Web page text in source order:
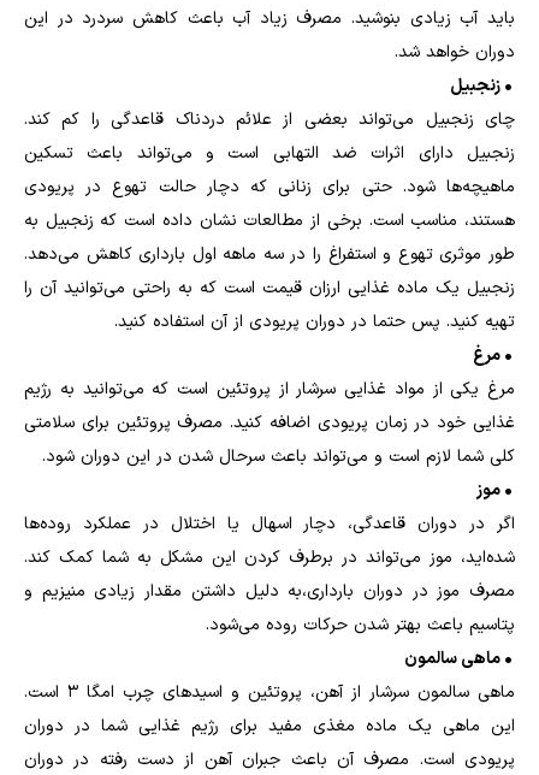
باید آب زیادی بنوشید. مصرف زیاد آب باعث کاهش سردرد در این
دوران خواهد شد.
• زنجبیل
چای زنجبیل می‌تواند بعضی از علائم دردناک قاعدگی را کم کند.
زنجبیل دارای اثرات ضد التهابی است و می‌تواند باعث تسکین
ماهیچه‌ها شود. حتی برای زنانی که دچار حالت تهوع در پریودی
هستند، مناسب است. برخی از مطالعات نشان داده است که زنجبیل به
طور موثری تهوع و استفراغ را در سه ماهه اول بارداری کاهش می‌دهد.
زنجبیل یک ماده غذایی ارزان قیمت است که به راحتی می‌توانید آن را
تهیه کنید. پس حتما در دوران پریودی از آن استفاده کنید.
• مرغ
مرغ یکی از مواد غذایی سرشار از پروتئین است که می‌توانید به رژیم
غذایی خود در زمان پریودی اضافه کنید. مصرف پروتئین برای سلامتی
کلی شما لازم است و می‌تواند باعث سرحال شدن در این دوران شود.
• موز
اگر در دوران قاعدگی، دچار اسهال یا اختلال در عملکرد روده‌ها
شده‌اید، موز می‌تواند در برطرف کردن این مشکل به شما کمک کند.
مصرف موز در دوران بارداری،به دلیل داشتن مقدار زیادی منیزیم و
پتاسیم باعث بهتر شدن حرکات روده می‌شود.
• ماهی سالمون
ماهی سالمون سرشار از آهن، پروتئین و اسیدهای چرب امگا 3 است.
این ماهی یک ماده مغذی مفید برای رژیم غذایی شما در دوران
پریودی است. مصرف آن باعث جبران آهن از دست رفته در دوران